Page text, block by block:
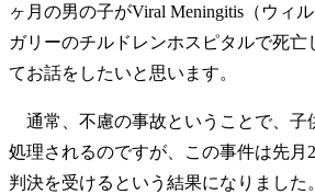
ヶ月の男の子がViral Meningitis（ウィ
ガリーのチルドレンホスピタルで死亡
てお話をしたいと思います。
通常、不慮の事故ということで、子
処理されるのですが、この事件は先月
判決を受けるという結果になりました